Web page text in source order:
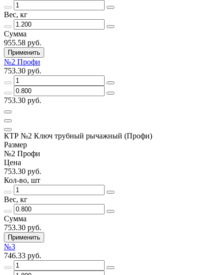
Вес, кг
Сумма
955.58 руб.
Применить
№2 Профи
753.30 руб.
753.30 руб.
КТР №2 Ключ трубный рычажный (Профи)
Размер
№2 Профи
Цена
753.30 руб.
Кол-во, шт
Вес, кг
Сумма
753.30 руб.
Применить
№3
746.33 руб.